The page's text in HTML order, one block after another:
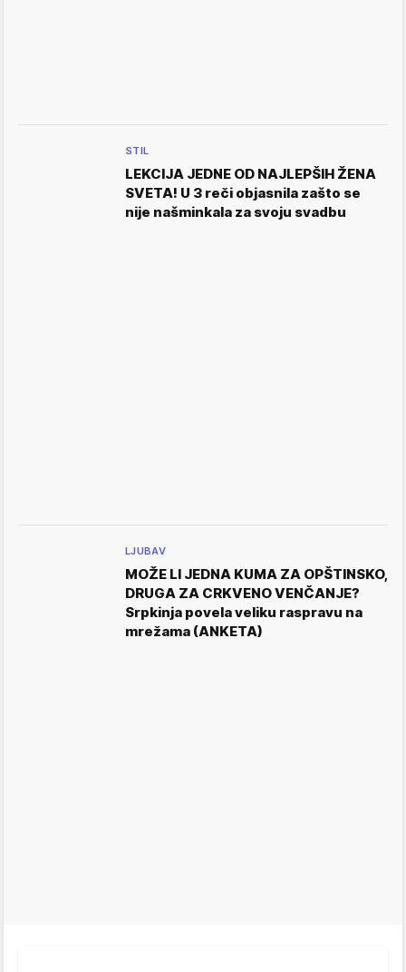
STIL
LEKCIJA JEDNE OD NAJLEPŠIH ŽENA
SVETA! U 3 reči objasnila zašto se
nije našminkala za svoju svadbu
LJUBAV
MOŽE LI JEDNA KUMA ZA OPŠTINSKO,
DRUGA ZA CRKVENO VENČANJE?
Srpkinja povela veliku raspravu na
mrežama (ANKETA)